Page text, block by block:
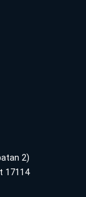
2)
17114